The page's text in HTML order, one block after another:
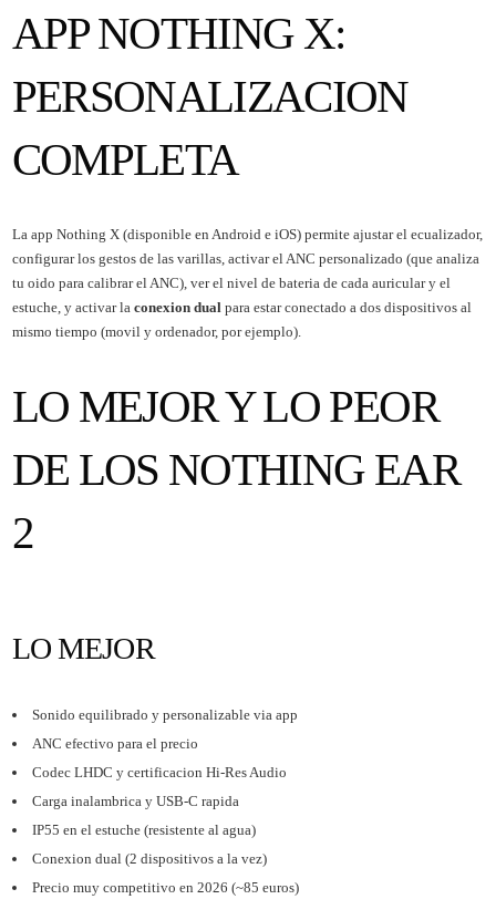
APP NOTHING X:
PERSONALIZACION
COMPLETA
La app Nothing X (disponible en Android e iOS) permite ajustar el ecualizador,
configurar los gestos de las varillas, activar el ANC personalizado (que analiza
tu oido para calibrar el ANC), ver el nivel de bateria de cada auricular y el
estuche, y activar la conexion dualpara estar conectado a dos dispositivos al
mismo tiempo (movil y ordenador, por ejemplo).
LO MEJOR Y LO PEOR
DE LOS NOTHING EAR
2
LO MEJOR
Sonido equilibrado y personalizable via app
ANC efectivo para el precio
Codec LHDC y certificacion Hi-Res Audio
Carga inalambrica y USB-C rapida
IP55 en el estuche (resistente al agua)
Conexion dual (2 dispositivos a la vez)
Precio muy competitivo en 2026 (~85 euros)